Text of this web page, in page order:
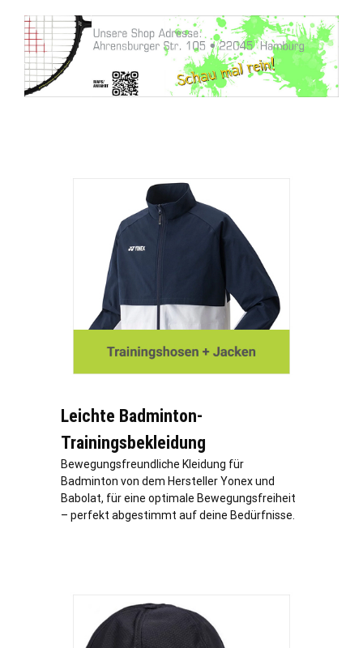
Leichte Badminton-
Trainingsbekleidung
Bewegungsfreundliche Kleidung für
Badminton von dem Hersteller Yonex und
Babolat, für eine optimale Bewegungsfreiheit
– perfekt abgestimmt auf deine Bedürfnisse.